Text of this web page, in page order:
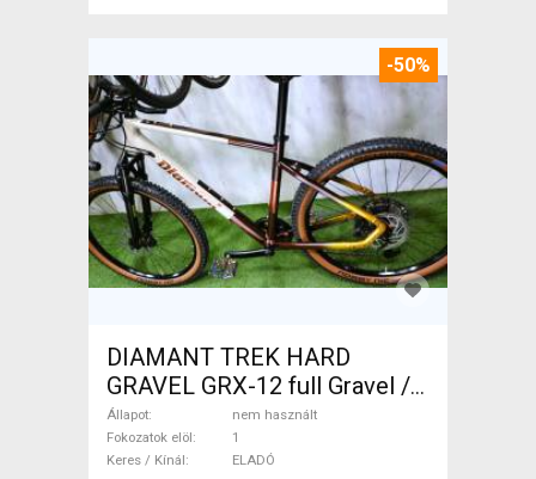
-50%
DIAMANT TREK HARD
GRAVEL GRX-12 full Gravel /
CX tárcsafék nem használt
ELADÓ
Állapot
nem használt
Fokozatok elöl
1
Keres / Kínál
ELADÓ